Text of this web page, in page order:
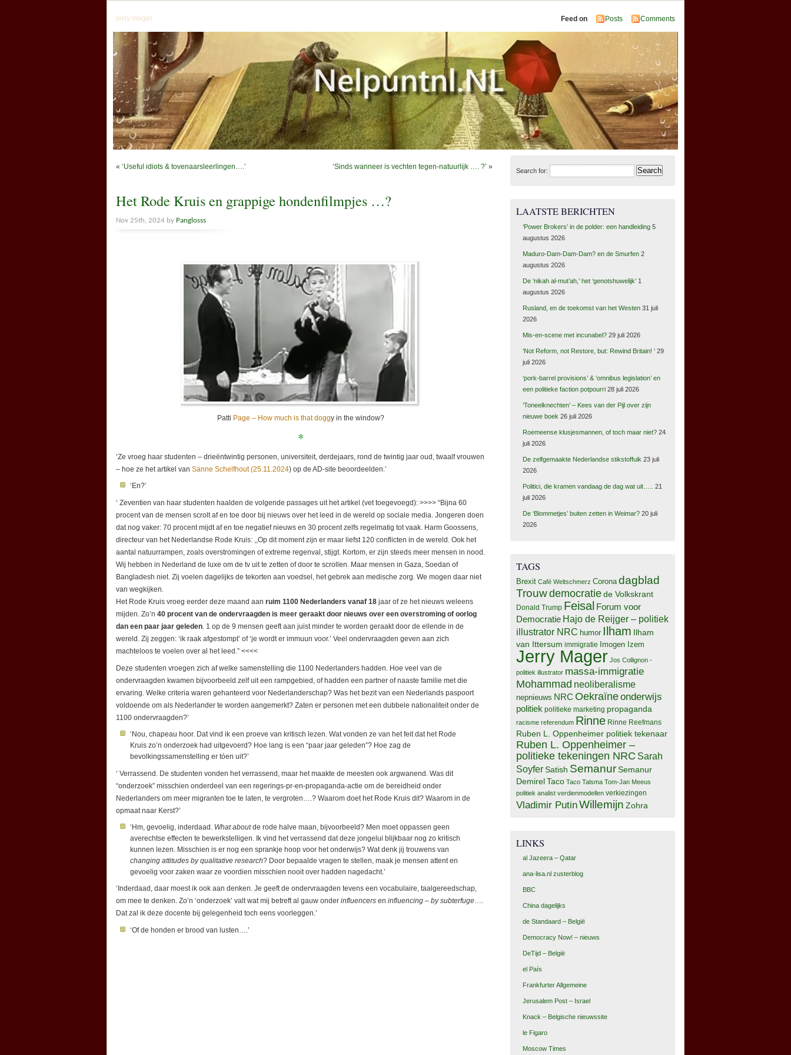
jerry mager Feed on Posts Comments
« ‘Useful idiots & tovenaarsleerlingen….’ ‘Sinds wanneer is vechten tegen-natuurlijk …. ?’ »
Het Rode Kruis en grappige hondenfilmpjes …?
Nov 25th, 2024 by Panglosss
Patti Page – How much is that doggy in the window?
*
‘Ze vroeg haar studenten – drieëntwintig personen, universiteit, derdejaars, rond de twintig jaar oud, twaalf vrouwen
– hoe ze het artikel van Sanne Schelfhout (25.11.2024) op de AD-site beoordeelden.’
‘En?’
‘ Zeventien van haar studenten haalden de volgende passages uit het artikel (vet toegevoegd): >>>> “Bijna 60
procent van de mensen scrolt af en toe door bij nieuws over het leed in de wereld op sociale media. Jongeren doen
dat nog vaker: 70 procent mijdt af en toe negatief nieuws en 30 procent zelfs regelmatig tot vaak. Harm Goossens,
directeur van het Nederlandse Rode Kruis: ,,Op dit moment zijn er maar liefst 120 conflicten in de wereld. Ook het
aantal natuurrampen, zoals overstromingen of extreme regenval, stijgt. Kortom, er zijn steeds meer mensen in nood.
Wij hebben in Nederland de luxe om de tv uit te zetten of door te scrollen. Maar mensen in Gaza, Soedan of
Bangladesh niet. Zij voelen dagelijks de tekorten aan voedsel, het gebrek aan medische zorg. We mogen daar niet
van wegkijken.
Het Rode Kruis vroeg eerder deze maand aan ruim 1100 Nederlanders vanaf 18 jaar of ze het nieuws weleens
mijden. Zo’n 40 procent van de ondervraagden is meer geraakt door nieuws over een overstroming of oorlog
dan een paar jaar geleden . 1 op de 9 mensen geeft aan juist minder te worden geraakt door de ellende in de
wereld. Zij zeggen: ‘ik raak afgestompt’ of ‘je wordt er immuun voor.’ Veel ondervraagden geven aan zich
machteloos te voelen over al het leed.” <<<<
Deze studenten vroegen zich af welke samenstelling die 1100 Nederlanders hadden. Hoe veel van de
ondervraagden kwamen bijvoorbeeld zelf uit een rampgebied, of hadden een partner of naaste familie met die
ervaring. Welke criteria waren gehanteerd voor Nederlanderschap? Was het bezit van een Nederlands paspoort
voldoende om als Nederlander te worden aangemerkt? Zaten er personen met een dubbele nationaliteit onder de
1100 ondervraagden?’
‘Nou, chapeau hoor. Dat vind ik een proeve van kritisch lezen. Wat vonden ze van het feit dat het Rode
Kruis zo’n onderzoek had uitgevoerd? Hoe lang is een “paar jaar geleden”? Hoe zag de
bevolkingssamenstelling er tóen uit?’
‘ Verrassend. De studenten vonden het verrassend, maar het maakte de meesten ook argwanend. Was dit
“onderzoek” misschien onderdeel van een regerings-pr-en-propaganda-actie om de bereidheid onder
Nederlanders om meer migranten toe te laten, te vergroten….? Waarom doet het Rode Kruis dit? Waarom in de
opmaat naar Kerst?’
‘Hm, gevoelig, inderdaad. What aboutde rode halve maan, bijvoorbeeld? Men moet oppassen geen
averechtse effecten te bewerkstelligen. Ik vind het verrassend dat deze jongelui blijkbaar nog zo kritisch
kunnen lezen. Misschien is er nog een sprankje hoop voor het onderwijs? Wat denk jij trouwens van
changing attitudes by qualitative research? Door bepaalde vragen te stellen, maak je mensen attent en
gevoelig voor zaken waar ze voordien misschien nooit over hadden nagedacht.’
‘Inderdaad, daar moest ik ook aan denken. Je geeft de ondervraagden tevens een vocabulaire, taalgereedschap,
om mee te denken. Zo’n ‘onderzoek’ valt wat mij betreft al gauw onder influencers en influencing – by subterfuge….
Dat zal ik deze docente bij gelegenheid toch eens voorleggen.’
‘Of de honden er brood van lusten….’
Search for:
LAATSTE BERICHTEN
‘Power Brokers’ in de polder: een handleiding 5
augustus 2026
Maduro-Dam-Dam-Dam? en de Smurfen 2
augustus 2026
De ‘nikah al-mut’ah,’ het ‘genotshuwelijk’ 1
augustus 2026
Rusland, en de toekomst van het Westen 31 juli
2026
Mis-en-scene met incunabel? 29 juli 2026
‘Not Reform, not Restore, but: Rewind Britain! ‘ 29
juli 2026
‘pork-barrel provisions’ & ‘omnibus legislation’ en
een politieke faction potpourri 28 juli 2026
‘Toneelknechten’ – Kees van der Pijl over zijn
nieuwe boek 26 juli 2026
Roemeense klusjesmannen, of toch maar niet? 24
juli 2026
De zelfgemaakte Nederlandse stikstoffuik 23 juli
2026
Politici, die kramen vandaag de dag wat uit…..
21
juli 2026
De ‘Blommetjes’ buiten zetten in Weimar? 20 juli
2026
TAGS
Brexit Café Weltschmerz Corona dagblad
Trouwdemocratiede Volkskrant
Donald Trump Feisal Forum voor
Democratie Hajo de Reijger – politiek
illustrator NRC humor Ilham Ilham
van Ittersum immigratie Imogen Izem
Jerry Mager Jos Collignon -
politiek illustrator massa-immigratie
Mohammad neoliberalisme
nepnieuws NRC Oekraïneonderwijs
politiek politieke marketing propaganda
racisme referendum Rinne Rinne Reefmans
Ruben L. Oppenheimer politiek tekenaar
Ruben L. Oppenheimer –
politieke tekeningen NRC Sarah
Soyfer Satish SemanurSemanur
DemirelTaco Taco Talsma Tom-Jan Meeus
politiek analist verdienmodellen verkiezingen
Vladimir PutinWillemijn Zohra
LINKS
al Jazeera – Qatar
ana-lisa.nl zusterblog
BBC
China dagelijks
de Standaard – België
Democracy Now! – nieuws
DeTijd – België
el País
Frankfurter Allgemeine
Jerusalem Post – Israel
Knack – Belgische nieuwssite
le Figaro
Moscow Times